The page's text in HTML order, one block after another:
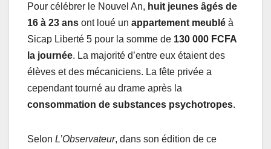
Pour célébrer le Nouvel An, huit jeunes âgés de
16 à 23 ans ont loué un appartement meublé à
Sicap Liberté 5 pour la somme de 130 000 FCFA
la journée. La majorité d’entre eux étaient des
élèves et des mécaniciens. La fête privée a
cependant tourné au drame après la
consommation de substances psychotropes.
Selon L’Observateur, dans son édition de ce